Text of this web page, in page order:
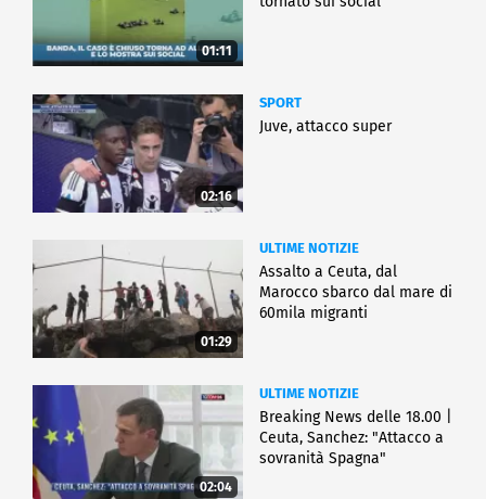
01:11
02:16
SPORT
Juve, attacco super
01:29
ULTIME NOTIZIE
Assalto a Ceuta, dal
Marocco sbarco dal mare di
60mila migranti
02:04
ULTIME NOTIZIE
Breaking News delle 18.00 |
Ceuta, Sanchez: "Attacco a
sovranità Spagna"